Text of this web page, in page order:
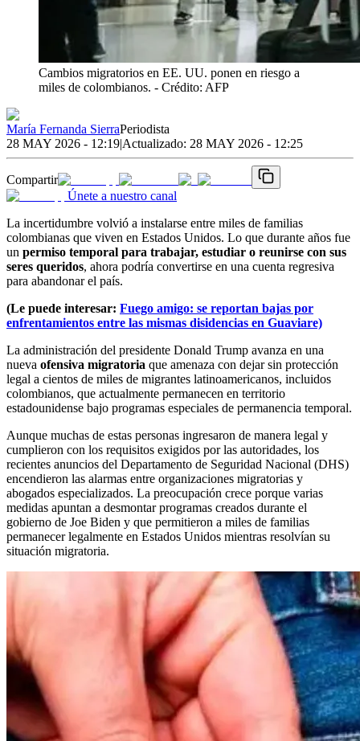
Cambios migratorios en EE. UU. ponen en riesgo a
miles de colombianos. - Crédito: AFP
María Fernanda SierraPeriodista
28 MAY 2026 - 12:19|Actualizado: 28 MAY 2026 - 12:25
Compartir
Únete a nuestro canal
La incertidumbre volvió a instalarse entre miles de familias
colombianas que viven en Estados Unidos. Lo que durante años fue
un permiso temporal para trabajar, estudiar o reunirse con sus
seres queridos, ahora podría convertirse en una cuenta regresiva
para abandonar el país.
(Le puede interesar: Fuego amigo: se reportan bajas por
enfrentamientos entre las mismas disidencias en Guaviare)
La administración del presidente Donald Trump avanza en una
nueva ofensiva migratoria que amenaza con dejar sin protección
legal a cientos de miles de migrantes latinoamericanos, incluidos
colombianos, que actualmente permanecen en territorio
estadounidense bajo programas especiales de permanencia temporal.
Aunque muchas de estas personas ingresaron de manera legal y
cumplieron con los requisitos exigidos por las autoridades, los
recientes anuncios del Departamento de Seguridad Nacional (DHS)
encendieron las alarmas entre organizaciones migratorias y
abogados especializados. La preocupación crece porque varias
medidas apuntan a desmontar programas creados durante el
gobierno de Joe Biden y que permitieron a miles de familias
permanecer legalmente en Estados Unidos mientras resolvían su
situación migratoria.